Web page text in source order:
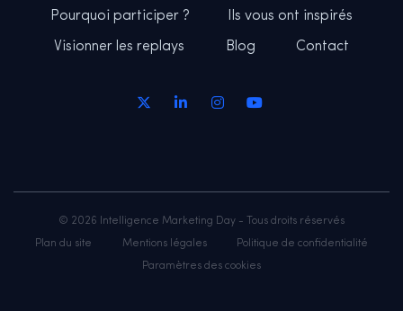
Pourquoi participer ? Ils vous ont inspirés
Visionner les replays Blog Contact
© 2026 Intelligence Marketing Day - Tous droits réservés
Plan du site Mentions légales Politique de confidentialité
Paramètres des cookies